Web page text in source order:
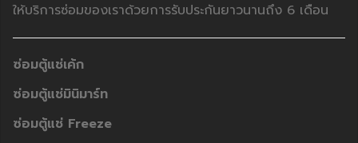
ให้บริการซ่อมของเราด้วยการรับประกันยาวนานถึง 6 เดือน
ซ่อมตู้แช่เค้ก
ซ่อมตู้แช่มินิมาร์ท
ซ่อมตู้แช่ Freeze